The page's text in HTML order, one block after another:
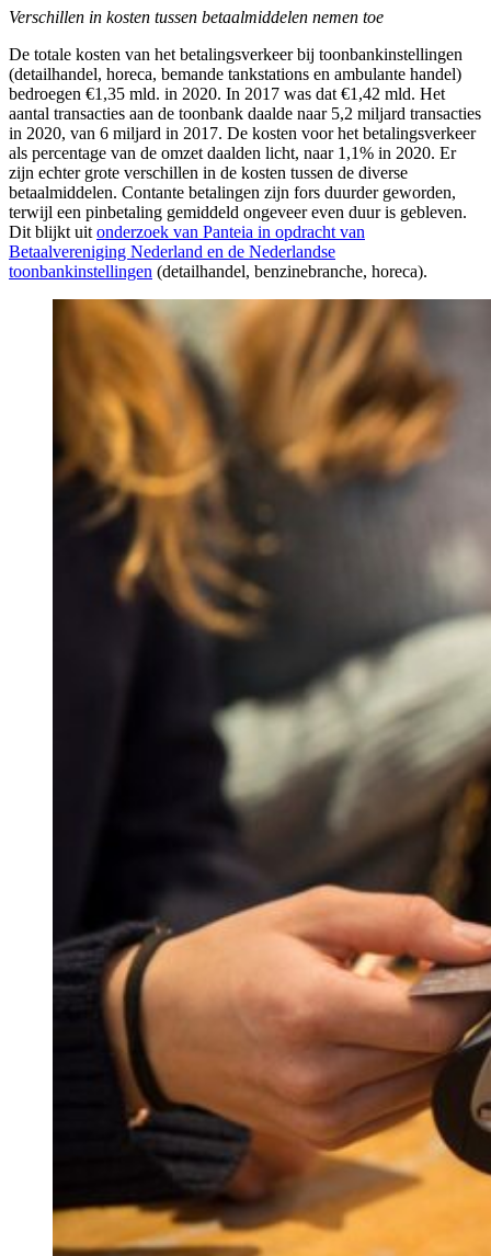
Verschillen in kosten tussen betaalmiddelen nemen toe
De totale kosten van het betalingsverkeer bij toonbankinstellingen
(detailhandel, horeca, bemande tankstations en ambulante handel)
bedroegen €1,35 mld. in 2020. In 2017 was dat €1,42 mld. Het
aantal transacties aan de toonbank daalde naar 5,2 miljard transacties
in 2020, van 6 miljard in 2017. De kosten voor het betalingsverkeer
als percentage van de omzet daalden licht, naar 1,1% in 2020. Er
zijn echter grote verschillen in de kosten tussen de diverse
betaalmiddelen. Contante betalingen zijn fors duurder geworden,
terwijl een pinbetaling gemiddeld ongeveer even duur is gebleven.
Dit blijkt uit onderzoek van Panteia in opdracht van
Betaalvereniging Nederland en de Nederlandse
toonbankinstellingen (detailhandel, benzinebranche, horeca).